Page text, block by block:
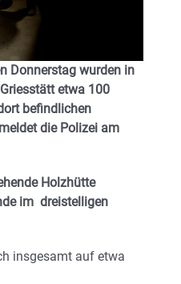
Donnerstag wurden in
etwa 100
befindlichen
die Polizei am
Holzhütte
im dreistelligen
insgesamt auf etwa